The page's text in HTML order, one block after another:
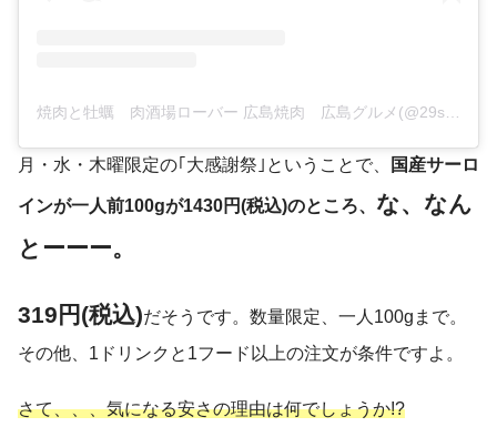
月・水・木曜限定の｢大感謝祭｣ということで、 国産サーロ
インが一人前100gが1430円(税込)のところ、 な、なん
とーーー。
319円(税込)だそうです。数量限定、一人100gまで。
その他、1ドリンクと1フード以上の注文が条件ですよ。
さて、、、気になる安さの理由は何でしょうか!?